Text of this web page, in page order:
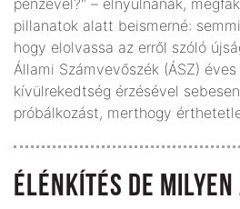
pillanatok alatt beismerné:
hogy elolvassa az erről szóló
Állami Számvevőszék (ÁSZ)
kívülrekedtség érzésével
próbálkozást, merthogy
ÉLÉNKÍTÉS DE MILYEN